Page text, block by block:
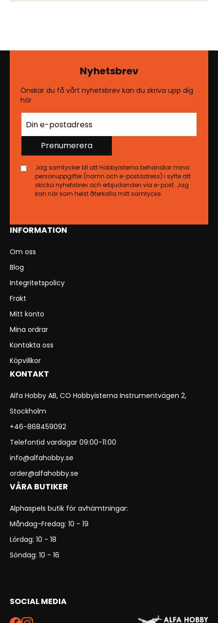
INFORMATION
Om oss
Blog
Integritetspolicy
Frakt
Mitt konto
Mina ordrar
Kontakta oss
Köpvillkor
KONTAKT
Alfa Hobby AB, CO Hobbyisterna Instrumentvägen 2,
Stockholm
+46-868459092
Telefontid vardagar 09:00-11:00
info@alfahobby.se
order@alfahobby.se
VÅRA BUTIKER
Alphaspels butik för avhämtningar:
Måndag-Fredag: 10 - 19
Lördag: 10 - 18
Söndag: 10 - 16
SOCIAL MEDIA
Nyhetsbrev
Önskar du få vårt nyhetsbrev kan du skriva upp dig
här
Prenumerera
Jag samtycker till att Hobbyisterna behandlar mina
personuppgifter (namn och e-postadress) i syfte att
skicka nyhetsbrev och erbjudanden via e-post. Jag
kan när som helst återkalla mitt samtycke.